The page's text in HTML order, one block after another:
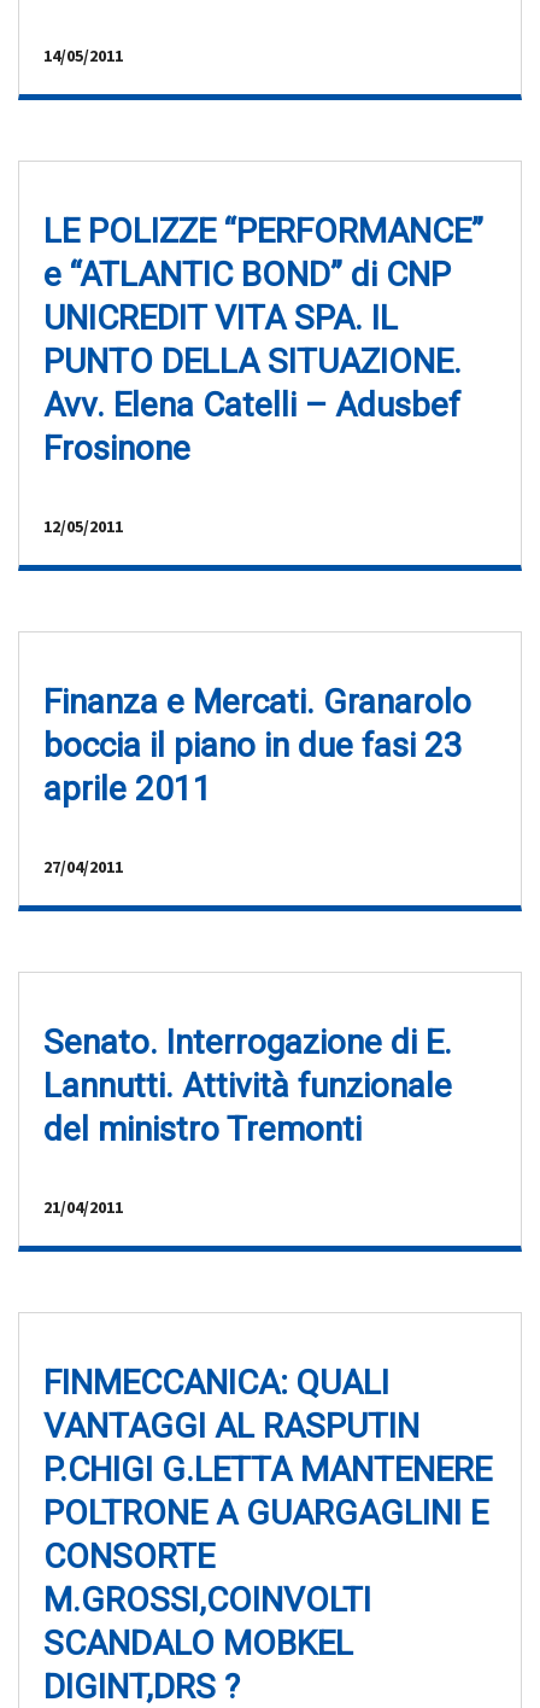
14/05/2011
LE POLIZZE “PERFORMANCE”
e “ATLANTIC BOND” di CNP
UNICREDIT VITA SPA. IL
PUNTO DELLA SITUAZIONE.
Avv. Elena Catelli – Adusbef
Frosinone
12/05/2011
Finanza e Mercati. Granarolo
boccia il piano in due fasi 23
aprile 2011
27/04/2011
Senato. Interrogazione di E.
Lannutti. Attività funzionale
del ministro Tremonti
21/04/2011
FINMECCANICA: QUALI
VANTAGGI AL RASPUTIN
P.CHIGI G.LETTA MANTENERE
POLTRONE A GUARGAGLINI E
CONSORTE
M.GROSSI,COINVOLTI
SCANDALO MOBKEL
DIGINT,DRS ?